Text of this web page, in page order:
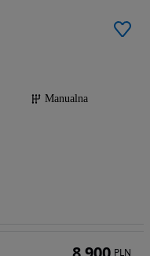
Manualna
PLN